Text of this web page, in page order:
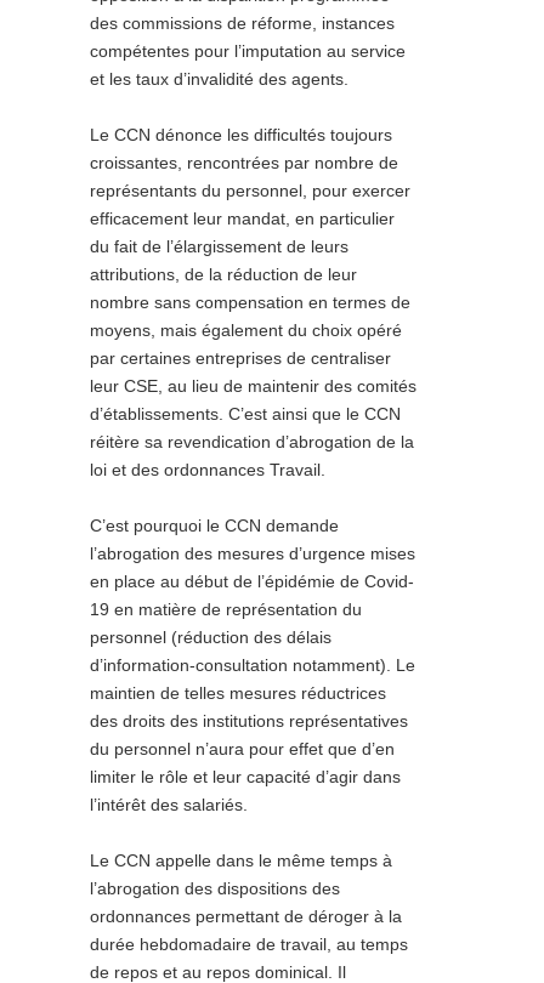
des commissions de réforme, instances
compétentes pour l’imputation au service
et les taux d’invalidité des agents.
Le CCN dénonce les difficultés toujours
croissantes, rencontrées par nombre de
représentants du personnel, pour exercer
efficacement leur mandat, en particulier
du fait de l’élargissement de leurs
attributions, de la réduction de leur
nombre sans compensation en termes de
moyens, mais également du choix opéré
par certaines entreprises de centraliser
leur CSE, au lieu de maintenir des comités
d’établissements. C’est ainsi que le CCN
réitère sa revendication d’abrogation de la
loi et des ordonnances Travail.
C’est pourquoi le CCN demande
l’abrogation des mesures d’urgence mises
en place au début de l’épidémie de Covid-
19 en matière de représentation du
personnel (réduction des délais
d’information-consultation notamment). Le
maintien de telles mesures réductrices
des droits des institutions représentatives
du personnel n’aura pour effet que d’en
limiter le rôle et leur capacité d’agir dans
l’intérêt des salariés.
Le CCN appelle dans le même temps à
l’abrogation des dispositions des
ordonnances permettant de déroger à la
durée hebdomadaire de travail, au temps
de repos et au repos dominical. Il